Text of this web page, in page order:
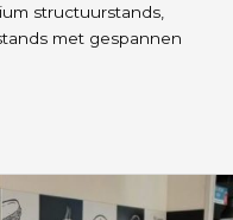
structuurstands,
met gespannen